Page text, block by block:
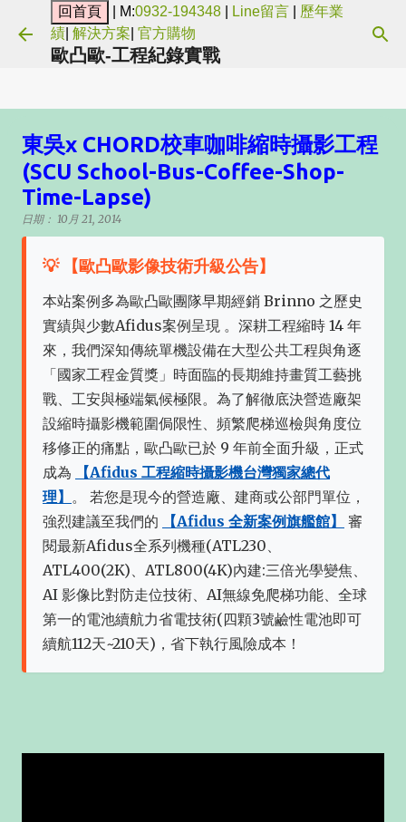
跳到主要內容
| M:0932-194348 Line留言
歷年業
績 解決方案 官方購物
歐凸歐-工程紀錄實戰
東吳x CHORD校車咖啡縮時攝影工程
(SCU School-Bus-Coffee-Shop-
Time-Lapse)
日期： 10月 21, 2014
💡 【歐凸歐影像技術升級公告】
本站案例多為歐凸歐團隊早期經銷 Brinno 之歷史
實績與少數Afidus案例呈現 。深耕工程縮時 14 年
來，我們深知傳統單機設備在大型公共工程與角逐
「國家工程金質獎」時面臨的長期維持畫質工藝挑
戰、工安與極端氣候極限。為了解徹底決營造廠架
設縮時攝影機範圍侷限性、頻繁爬梯巡檢與角度位
移修正的痛點，歐凸歐已於 9 年前全面升級，正式
成為
【Afidus 工程縮時攝影機台灣獨家總代
理】 。 若您是現今的營造廠、建商或公部門單位，
強烈建議至我們的
【Afidus 全新案例旗艦館】
審
閱最新Afidus全系列機種(ATL230、
ATL400(2K)、ATL800(4K)內建:三倍光學變焦、
AI 影像比對防走位技術、AI無線免爬梯功能、全球
第一的電池續航力省電技術(四顆3號鹼性電池即可
續航112天~210天)，省下執行風險成本！